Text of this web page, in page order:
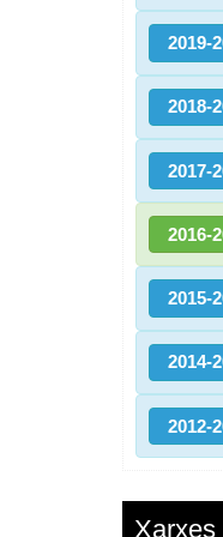
2019-
2018-
2017-
2016-
2015-
2014-
2012-